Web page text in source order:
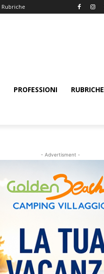
Rubriche
PROFESSIONI RUBRICHE
- Advertisment -